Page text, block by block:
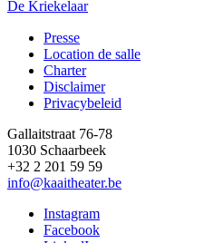
De Kriekelaar
Footer
Presse
Location de salle
Charter
Disclaimer
Privacybeleid
Gallaitstraat 76-78
1030 Schaarbeek
+32 2 201 59 59
info@kaaitheater.be
Instagram
Facebook